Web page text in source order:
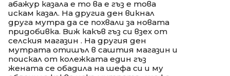
абажур казала е то ва е гъз е това
искам казал. На другиа ден викнал
друга мутра да се похвали за новата
придобивка. Виж какъв гъз си взех от
селския магазин . На другия ден
мутрата отишъл в саштия магазин и
поискал от колежката един гъз
жената се обадила на шефа си и му